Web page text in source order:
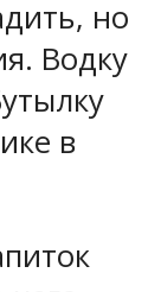
но
Водку
в